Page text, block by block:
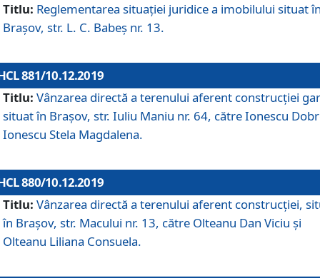
Titlu: Reglementarea situației juridice a imobilului situat
Brașov, str. L. C. Babeș nr. 13.
881/10.12.2019
Titlu: Vânzarea directă a terenului aferent construcției
situat în Brașov, str. Iuliu Maniu nr. 64, către Ionescu
Ionescu Stela Magdalena.
880/10.12.2019
Titlu: Vânzarea directă a terenului aferent construcției,
în Brașov, str. Macului nr. 13, către Olteanu Dan Viciu și
Olteanu Liliana Consuela.